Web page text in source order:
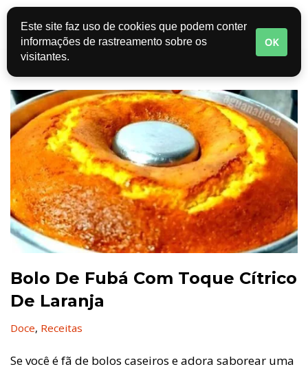
Pular
para
o
conteúdo
Bolo De Fubá Com Toque Cítrico
De Laranja
Doce, Receitas
Se você é fã de bolos caseiros e adora saborear uma
Este site faz uso de cookies que podem conter
informações de rastreamento sobre os
visitantes.
OK